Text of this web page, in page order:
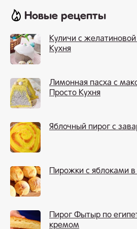
Новые рецепты
Куличи с
Кухня
Лимонная пасха с
Просто Кухня
Яблочный пирог с
Пирожки с яблоками
Пирог Фытыр по
кремом